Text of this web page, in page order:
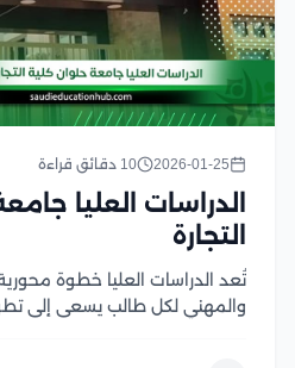
2026-01-25 10 دقائق قراءة
الدراسات العليا
التجارة
تُعد الدراسات العليا خطوة
والمهني لكل طالب يسعى إلى